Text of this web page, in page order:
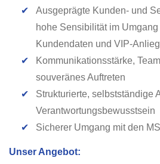
✔
Ausgeprägte Kunden- und
hohe Sensibilität im
Kundendaten und VIP-
✔
Kommunikationsstärke,
souveränes Auftreten
✔
Strukturierte, selbstständige
Verantwortungsbewusstsein
✔
Sicherer Umgang mit den
Unser Angebot: